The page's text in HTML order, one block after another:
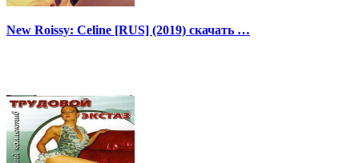
New Roissy: Celine [RUS] (2019) скачать …